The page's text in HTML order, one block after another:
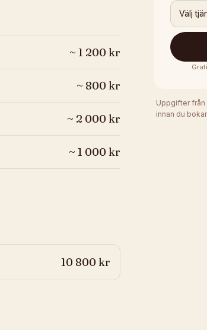
~ 1 200 kr
~ 800 kr
~ 2 000 kr
~ 1 000 kr
10 800 kr
Välj
Uppgifter från
innan du bokar.